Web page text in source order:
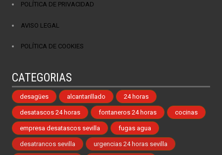
POLÍTICA DE PRIVACIDAD
AVISO LEGAL
POLÍTICA DE COOKIES
CATEGORIAS
desagües alcantarillado 24 horas
desatascos 24 horas fontaneros 24 horas cocinas
empresa desatascos sevilla fugas agua
desatrancos sevilla urgencias 24 horas sevilla